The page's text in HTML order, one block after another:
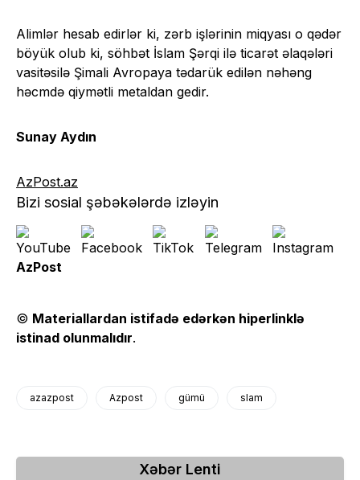
Alimlər hesab edirlər ki, zərb işlərinin miqyası o qədər
böyük olub ki, söhbət İslam Şərqi ilə ticarət əlaqələri
vasitəsilə Şimali Avropaya tədarük edilən nəhəng
həcmdə qiymətli metaldan gedir.
Sunay Aydın
AzPost.az
Bizi sosial şəbəkələrdə izləyin
AzPost
© Materiallardan istifadə edərkən hiperlinklə
istinad olunmalıdır.
azazpost Azpost gümü slam
Xəbər Lenti